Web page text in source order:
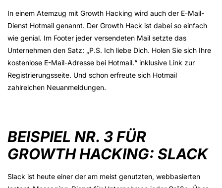
In einem Atemzug mit Growth Hacking wird auch der E-Mail-
Dienst Hotmail genannt. Der Growth Hack ist dabei so einfach
wie genial. Im Footer jeder versendeten Mail setzte das
Unternehmen den Satz: „P.S. Ich liebe Dich. Holen Sie sich Ihre
kostenlose E-Mail-Adresse bei Hotmail.“ inklusive Link zur
Registrierungsseite. Und schon erfreute sich Hotmail
zahlreichen Neuanmeldungen.
BEISPIEL NR. 3 FÜR
GROWTH HACKING: SLACK
Slack ist heute einer der am meist genutzten, webbasierten